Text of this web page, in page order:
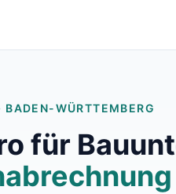
BADEN-WÜRTTEMBERG
für